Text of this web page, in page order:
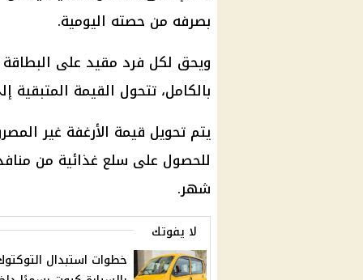
بصرفه من حصته اليومية.
بالكامل، تتحول القيمة المتبقية
يتم تحويل قيمة الأرغفة غير
للحصول على سلع غذائية من
شهر.
لا يفوتك
خطوات استبدال